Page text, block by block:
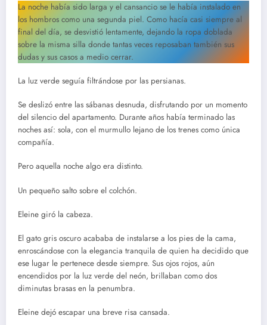
La noche había sido larga y el cansancio se le había instalado en
los hombros como una segunda piel. Como hacía casi siempre al
final del día, se desvistió lentamente, dejando la ropa doblada
sobre la misma silla donde tantas veces reposaban también sus
dudas y sus casos a medio cerrar.
La luz verde seguía filtrándose por las persianas.
Se deslizó entre las sábanas desnuda, disfrutando por un momento
del silencio del apartamento. Durante años había terminado las
noches así: sola, con el murmullo lejano de los trenes como única
compañía.
Pero aquella noche algo era distinto.
Un pequeño salto sobre el colchón.
Eleine giró la cabeza.
El gato gris oscuro acababa de instalarse a los pies de la cama,
enroscándose con la elegancia tranquila de quien ha decidido que
ese lugar le pertenece desde siempre. Sus ojos rojos, aún
encendidos por la luz verde del neón, brillaban como dos
diminutas brasas en la penumbra.
Eleine dejó escapar una breve risa cansada.